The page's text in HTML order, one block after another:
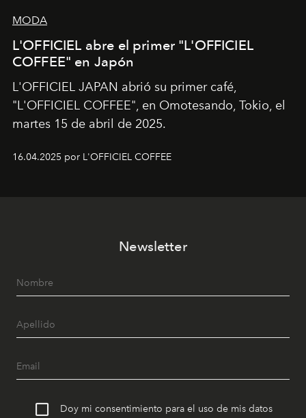
MODA
L'OFFICIEL abre el primer "L'OFFICIEL
COFFEE" en Japón
L'OFFICIEL JAPAN abrió su primer café,
"L'OFFICIEL COFFEE", en Omotesando, Tokio, el
martes 15 de abril de 2025.
16.04.2025 por L'OFFICIEL COFFEE
Newsletter
Doy mi consentimiento para el uso de mis datos